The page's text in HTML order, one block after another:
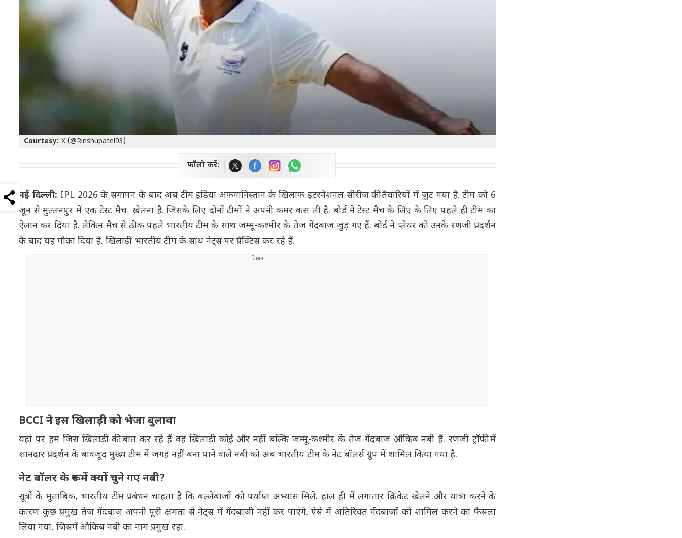
Courtesy: X (@Rinshupatel93)
फॉलो करें:
नई दिल्ली: IPL 2026 के समापन के बाद अब टीम इंडिया अफगानिस्तान के खिलाफ इंटरनेशनल सीरीज की तैयारियों में जुट गया है. टीम को 6
जून से मुल्लनपुर में एक टेस्ट मैच खेलना है. जिसके लिए दोनों टीमों ने अपनी कमर कस ली है. बोर्ड ने टेस्ट मैच के लिए के लिए पहले ही टीम का
ऐलान कर दिया है. लेकिन मैच से ठीक पहले भारतीय टीम के साथ जम्मू-कश्मीर के तेज गेंदबाज जुड़ गए हैं. बोर्ड ने प्लेयर को उनके रणजी प्रदर्शन
के बाद यह मौका दिया है. खिलाड़ी भारतीय टीम के साथ नेट्स पर प्रैक्टिस कर रहे हैं.
BCCI ने इस खिलाड़ी को भेजा बुलावा
यहां पर हम जिस खिलाड़ी की बात कर रहे हैं वह खिलाड़ी कोई और नहीं बल्कि जम्मू-कश्मीर के तेज गेंदबाज औकिब नबी हैं. रणजी ट्रॉफी में
शानदार प्रदर्शन के बावजूद मुख्य टीम में जगह नहीं बना पाने वाले नबी को अब भारतीय टीम के नेट बॉलर्स ग्रुप में शामिल किया गया है.
नेट बॉलर के रूप में क्यों चुने गए नबी?
सूत्रों के मुताबिक, भारतीय टीम प्रबंधन चाहता है कि बल्लेबाजों को पर्याप्त अभ्यास मिले. हाल ही में लगातार क्रिकेट खेलने और यात्रा करने के
कारण कुछ प्रमुख तेज गेंदबाज अपनी पूरी क्षमता से नेट्स में गेंदबाजी नहीं कर पाएंगे. ऐसे में अतिरिक्त गेंदबाजों को शामिल करने का फैसला
लिया गया, जिसमें औकिब नबी का नाम प्रमुख रहा.